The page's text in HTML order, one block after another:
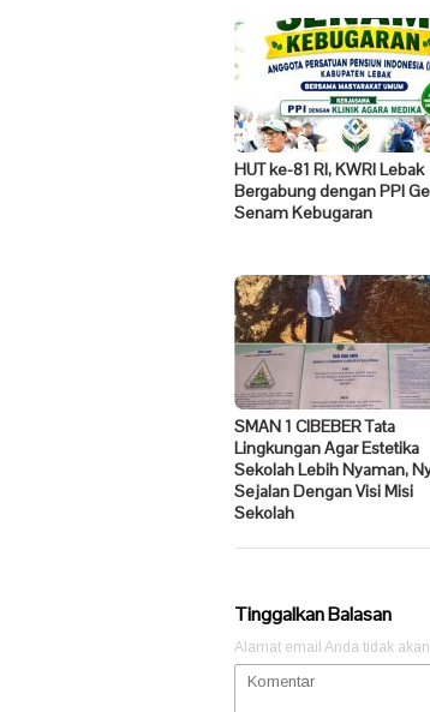
HUT ke-81 RI, KWRI Lebak
Bergabung dengan PPI
Senam Kebugaran
SMAN 1 CIBEBER Tata
Lingkungan Agar Estetika
Sekolah Lebih Nyaman,
Sejalan Dengan Visi Misi
Sekolah
Tinggalkan Balasan
Alamat email Anda tidak